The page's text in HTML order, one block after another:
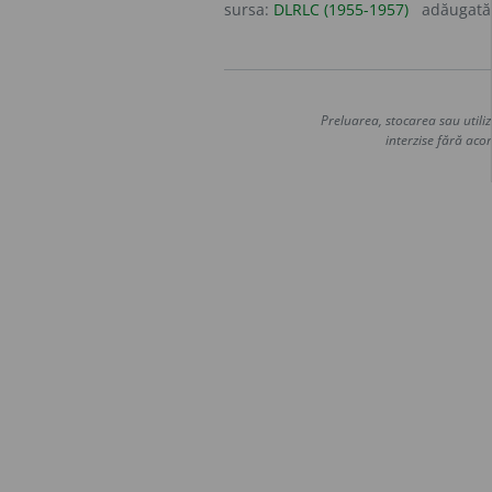
sursa: DLRLC (1955-1957) adăugată
Preluarea, stocarea sau
interzise fără